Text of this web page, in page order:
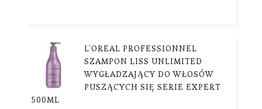
L’OREAL PROFESSIONNEL
SZAMPON LISS UNLIMITED
WYGŁADZAJĄCY DO WŁOSÓW
PUSZĄCYCH SIĘ SERIE EXPERT
500ML